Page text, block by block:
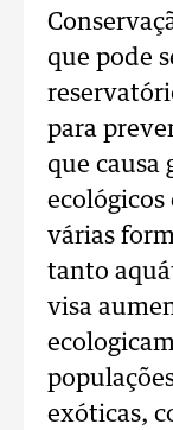
que pode
para
que causa
ecológicos
várias
tanto
visa
exóticas,